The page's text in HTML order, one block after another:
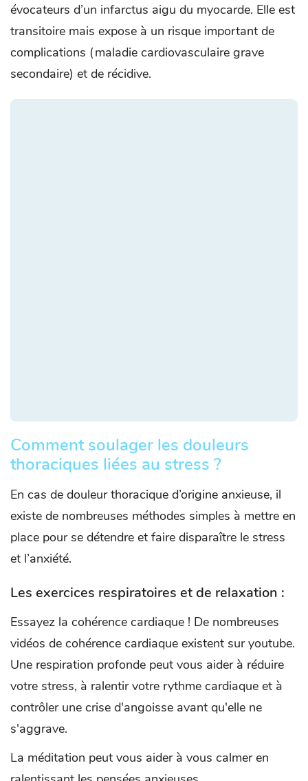
évocateurs d’un infarctus aigu du myocarde. Elle est
transitoire mais expose à un risque important de
complications (maladie cardiovasculaire grave
secondaire) et de récidive.
Comment soulager les douleurs
thoraciques liées au stress ?
En cas de douleur thoracique d’origine anxieuse, il
existe de nombreuses méthodes simples à mettre en
place pour se détendre et faire disparaître le stress
et l’anxiété.
Les exercices respiratoires et de relaxation :
Essayez la cohérence cardiaque ! De nombreuses
vidéos de cohérence cardiaque existent sur youtube.
Une respiration profonde peut vous aider à réduire
votre stress, à ralentir votre rythme cardiaque et à
contrôler une crise d'angoisse avant qu'elle ne
s'aggrave.
La méditation peut vous aider à vous calmer en